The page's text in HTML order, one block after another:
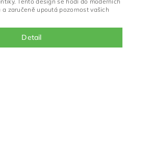
Detail
zaručeně upoutá pozornost vašich